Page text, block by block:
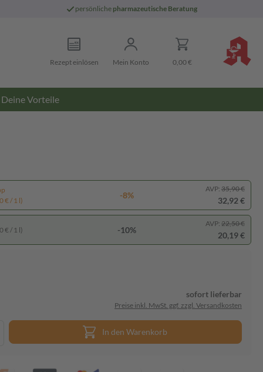
persönliche pharmazeutische Beratung
Rezept einlösen Mein Konto 0,00 €
Deine Vorteile
€ / 1 l)
-8%
AVP: 35,90 €
32,92 €
€ / 1 l) -10%
AVP: 22,50 €
20,19 €
sofort lieferbar
Preise inkl. MwSt. ggf. zzgl. Versandkosten
In den Warenkorb